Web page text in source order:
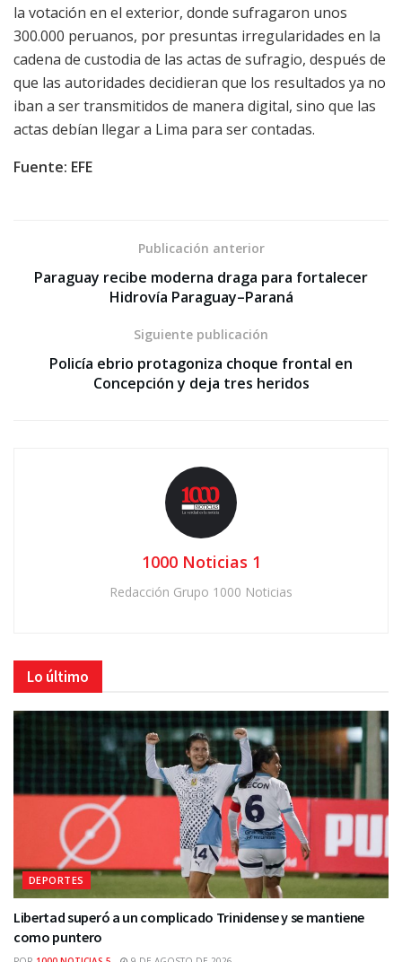
la votación en el exterior, donde sufragaron unos
300.000 peruanos, por presuntas irregularidades en la
cadena de custodia de las actas de sufragio, después de
que las autoridades decidieran que los resultados ya no
iban a ser transmitidos de manera digital, sino que las
actas debían llegar a Lima para ser contadas.
Fuente: EFE
Publicación anterior
Paraguay recibe moderna draga para fortalecer
Hidrovía Paraguay–Paraná
Siguiente publicación
Policía ebrio protagoniza choque frontal en
Concepción y deja tres heridos
1000 Noticias 1
Redacción Grupo 1000 Noticias
Lo último
DEPORTES
Libertad superó a un complicado Trinidense y se mantiene
como puntero